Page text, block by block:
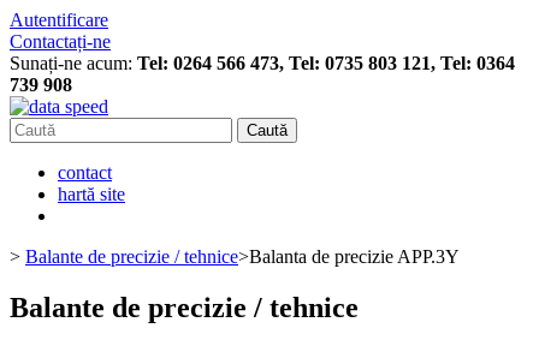
Autentificare
Contactați-ne
Sunați-ne acum: Tel: 0264 566 473, Tel: 0735 803 121, Tel: 0364
739 908
Caută
contact
hartă site
> Balante de precizie / tehnice>Balanta de precizie APP.3Y
Balante de precizie / tehnice